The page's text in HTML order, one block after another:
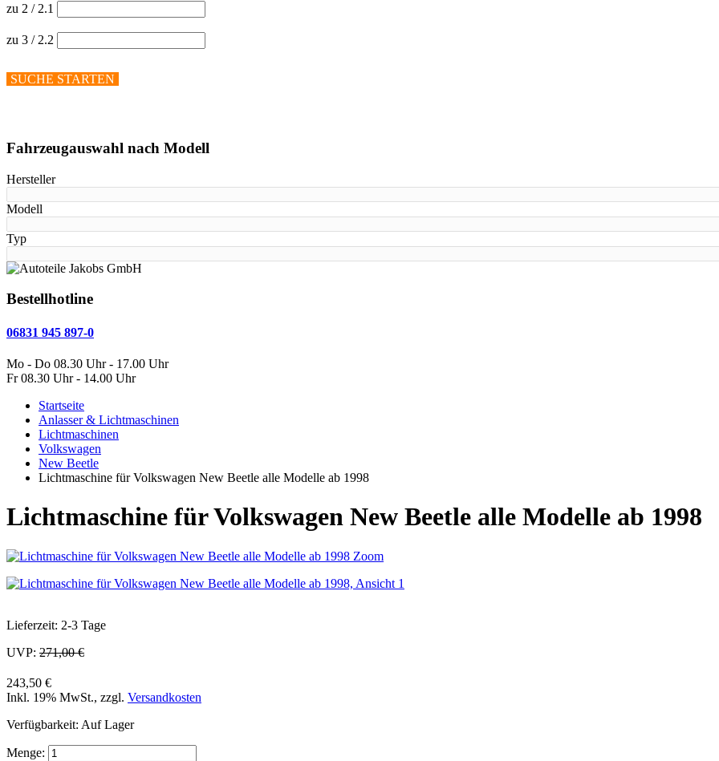
zu 2 / 2.1
zu 3 / 2.2
SUCHE STARTEN
Fahrzeugauswahl nach Modell
Hersteller
Modell
Typ
Bestellhotline
06831 945 897-0
Mo - Do 08.30 Uhr - 17.00 Uhr
Fr 08.30 Uhr - 14.00 Uhr
Startseite
Anlasser & Lichtmaschinen
Lichtmaschinen
Volkswagen
New Beetle
Lichtmaschine für Volkswagen New Beetle alle Modelle ab 1998
Lichtmaschine für Volkswagen New Beetle alle Modelle ab 1998
Zoom
Lieferzeit: 2-3 Tage
UVP: 271,00 €
243,50 €
Inkl. 19% MwSt., zzgl. Versandkosten
Verfügbarkeit: Auf Lager
Menge: